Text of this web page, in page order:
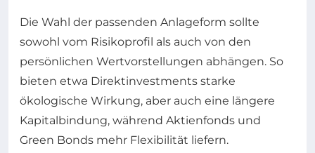
Die Wahl der passenden Anlageform sollte
sowohl vom Risikoprofil als auch von den
persönlichen Wertvorstellungen abhängen. So
bieten etwa Direktinvestments starke
ökologische Wirkung, aber auch eine längere
Kapitalbindung, während Aktienfonds und
Green Bonds mehr Flexibilität liefern.